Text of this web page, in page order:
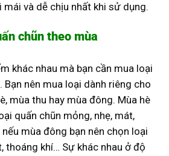
mái và dễ chịu nhất khi sử dụng.
chũn theo mùa
khác nhau mà bạn cần mua loại
Bạn nên mua loại dành riêng cho
mùa thu hay mùa đông. Mùa hè
quấn chũn mỏng, nhẹ, mát,
mùa đông bạn nên chọn loại
thoáng khí… Sự khác nhau ở độ